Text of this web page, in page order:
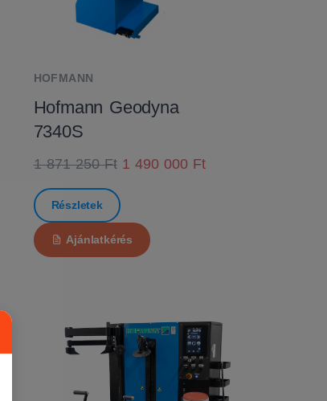
HOFMANN
Hofmann Geodyna
7340S
1 871 250 Ft 1 490 000 Ft
Részletek
Ajánlatkérés